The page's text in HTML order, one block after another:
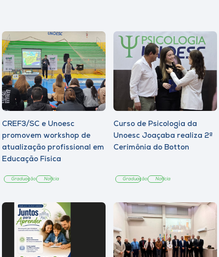
CREF3/SC e Unoesc
promovem workshop de
atualização profissional em
Educação Física
Graduação Notícia
Curso de Psicologia da
Unoesc Joaçaba realiza 2ª
Cerimônia do Botton
Graduação Notícia